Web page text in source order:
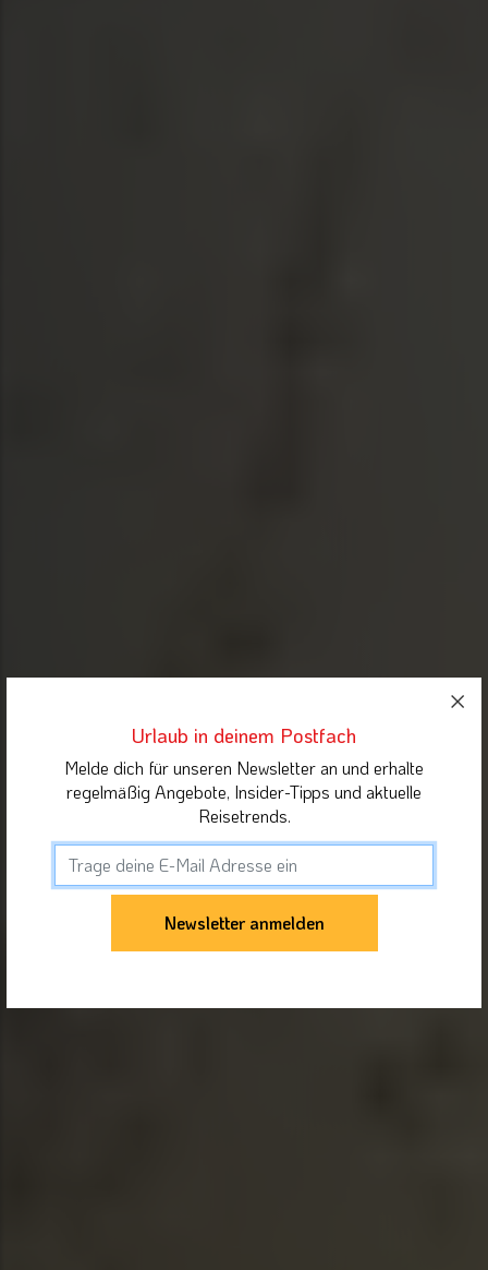
Urlaub in deinem Postfach
Melde dich für unseren Newsletter an und erhalte
regelmäßig Angebote, Insider-Tipps und aktuelle
Reisetrends.